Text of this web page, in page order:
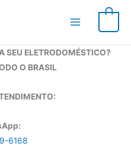
SEU ELETRODOMÉSTICO?
O BRASIL
6168